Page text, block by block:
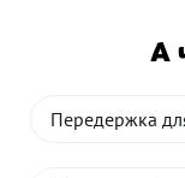
А
Передержка